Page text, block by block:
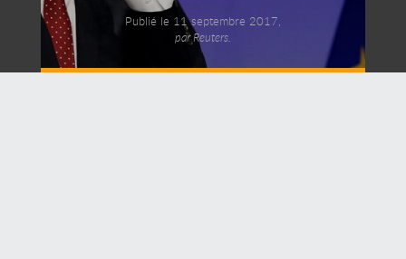
Publié le 11 septembre 2017,
par Reuters.